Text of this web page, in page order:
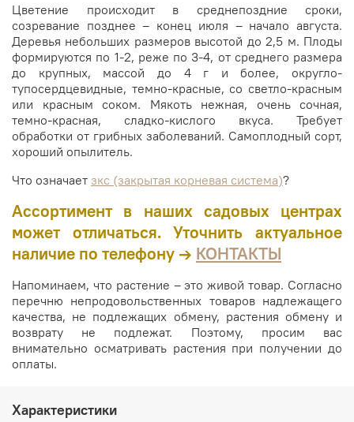
Цветение происходит в среднепоздние сроки,
созревание позднее – конец июля – начало августа.
Деревья небольших размеров высотой до 2,5 м. Плоды
формируются по 1-2, реже по 3-4, от среднего размера
до крупных, массой до 4 г и более, округло-
тупосердцевидные, темно-красные, со светло-красным
или красным соком. Мякоть нежная, очень сочная,
темно-красная, сладко-кислого вкуса. Требует
обработки от грибных заболеваний. Самоплодный сорт,
хороший опылитель.
Что означает зкс (закрытая корневая система)?
Ассортимент в наших садовых центрах
может отличаться. Уточнить актуальное
наличие по телефону → КОНТАКТЫ
Напоминаем, что растение – это живой товар. Согласно
перечню непродовольственных товаров надлежащего
качества, не подлежащих обмену, растения обмену и
возврату не подлежат. Поэтому, просим вас
внимательно осматривать растения при получении до
оплаты.
Характеристики